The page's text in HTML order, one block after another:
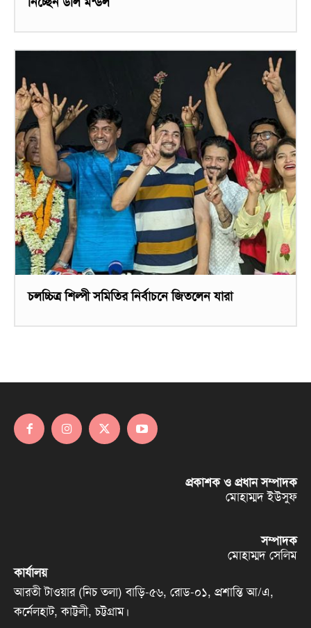
চলচ্চিত্র শিল্পী সমিতির নির্বাচনে জিতলেন যারা
প্রকাশক ও প্রধান সম্পাদক
মোহাম্মদ ইউসুফ
সম্পাদক
মোহাম্মদ সেলিম
কার্যালয়
আরতী টাওয়ার (নিচ তলা) বাড়ি-৫৬, রোড-০১, প্রশান্তি আ/এ,
কর্নেলহাট, কাট্টলী, চট্টগ্রাম।